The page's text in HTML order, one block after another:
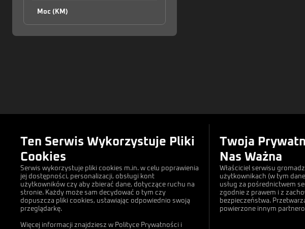
Moc (KM)
Artykuły
Wyszukiwarka
Ten Serwis Wykorzystuje Pliki
Cookies
Serwis wykorzystuje pliki cookies m.in. w celu poprawienia
jej dostępności, personalizacji, obsługi kont
użytkowników czy aby zbierać dane, dotyczące ruchu na
stronie. Każdy może sam decydować o tym czy
dopuszcza pliki cookies, ustawiając odpowiednio swoją
przeglądarkę.
Więcej informacji znajdziesz w Polityce Prywatności i
Twoja
Nas Ważna
Właściciel serwisu
użytkownikach (w tym
usług za pośrednictwem
zgodnie z prawem i z
bezpieczeństwa.
powierzone innym